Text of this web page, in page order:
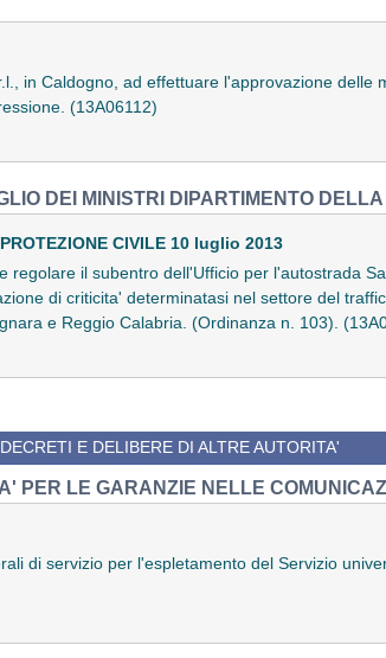
in Caldogno, ad effettuare l'approvazione delle
(13A06112)
DEI MINISTRI DIPARTIMENTO
CIVILE 10 luglio 2013
il subentro dell'Ufficio per l'autostrada
di criticita' determinatasi nel settore del
e Reggio Calabria. (Ordinanza n. 103).
DECRETI E DELIBERE DI ALTRE AUTORITA'
PER LE GARANZIE NELLE
di servizio per l'espletamento del Servizio